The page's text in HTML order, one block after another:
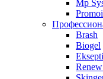
Mp
Brash
Biogel